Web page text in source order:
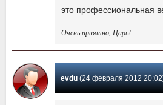
это профессиональная
Очень приятно, Царь!
evdu(24 февраля 2012 20:02)